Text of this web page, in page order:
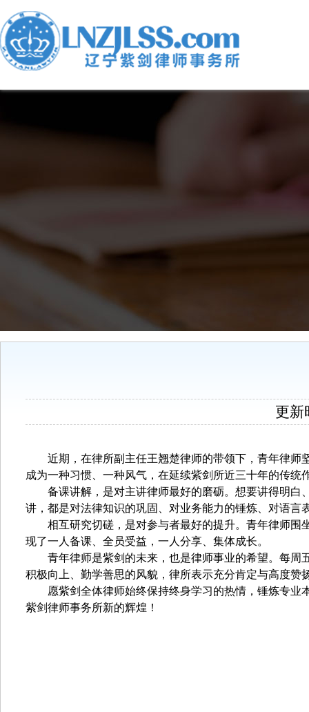
更新
近期，在律所副主任王翘楚律师的带领下，青年律
成为一种习惯、一种风气，在延续紫剑所近三十年的传统
备课讲解，是对主讲律师最好的磨砺。想要讲得明
讲，都是对法律知识的巩固、对业务能力的锤炼、对语言
相互研究切磋，是对参与者最好的提升。青年律师
现了一人备课、全员受益，一人分享、集体成长。
青年律师是紫剑的未来，也是律师事业的希望。每
积极向上、勤学善思的风貌，律所表示充分肯定与高度赞
愿紫剑全体律师始终保持终身学习的热情，锤炼专
紫剑律师事务所新的辉煌！